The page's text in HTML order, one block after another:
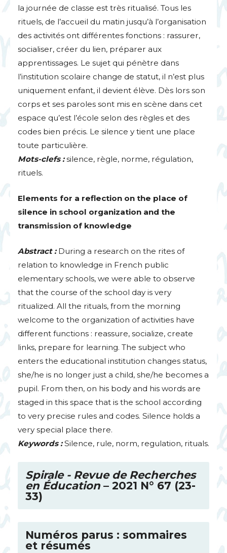
la journée de classe est très ritualisé. Tous les
rituels, de l’accueil du matin jusqu’à l’organisation
des activités ont différentes fonctions : rassurer,
socialiser, créer du lien, préparer aux
apprentissages. Le sujet qui pénètre dans
l’institution scolaire change de statut, il n’est plus
uniquement enfant, il devient élève. Dès lors son
corps et ses paroles sont mis en scène dans cet
espace qu’est l’école selon des règles et des
codes bien précis. Le silence y tient une place
toute particulière.
Mots-clefs : silence, règle, norme, régulation,
rituels.
Elements for a reflection on the place of
silence in school organization and the
transmission of knowledge
Abstract :During a research on the rites of
relation to knowledge in French public
elementary schools, we were able to observe
that the course of the school day is very
ritualized. All the rituals, from the morning
welcome to the organization of activities have
different functions : reassure, socialize, create
links, prepare for learning. The subject who
enters the educational institution changes status,
she/he is no longer just a child, she/he becomes a
pupil. From then, on his body and his words are
staged in this space that is the school according
to very precise rules and codes. Silence holds a
very special place there.
Keywords : Silence, rule, norm, regulation, rituals.
Spirale - Revue de Recherches
en Éducation – 2021 N° 67 (23-
33)
Numéros parus : sommaires
et résumés